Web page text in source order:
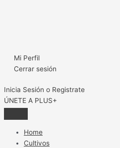
Mi Perfil
Cerrar sesión
Inicia Sesión o Registrate
ÚNETE A PLUS+
Home
Cultivos